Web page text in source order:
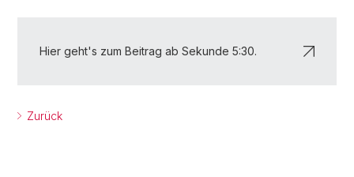
Hier geht's zum Beitrag ab Sekunde 5:30.
Zurück